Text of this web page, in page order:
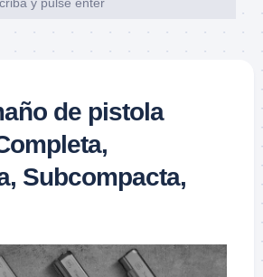
de pistola
Subcompacta,